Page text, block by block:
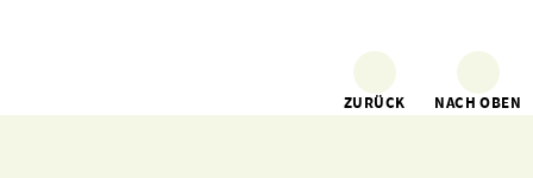
ZURÜCK NACH OBEN